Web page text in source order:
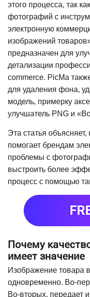
этого процесса, так
фотографий с
электронную
изображений
предназначен для
детализации
commerce. PicMa
для удаления фона,
модель, примерку
улучшатель PNG и
Эта статья
помогает брендам
проблемы с
выстроить более
процесс с помощью
Почему
имеет значение
Изображение товара
одновременно. Во-
Во-вторых, передает